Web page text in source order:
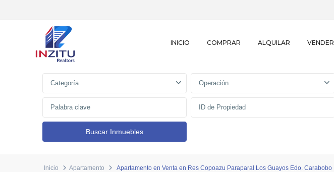
INICIO COMPRAR ALQUILAR VENDER
Categoría Operación
Inicio Apartamento Apartamento en Venta en Res Copoazu Paraparal Los Guayos Edo. Carabobo